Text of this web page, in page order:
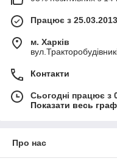
Працює з 25.03.2013
м. Харків
Контакти
Сьогодні працює з
Показати весь
Про нас